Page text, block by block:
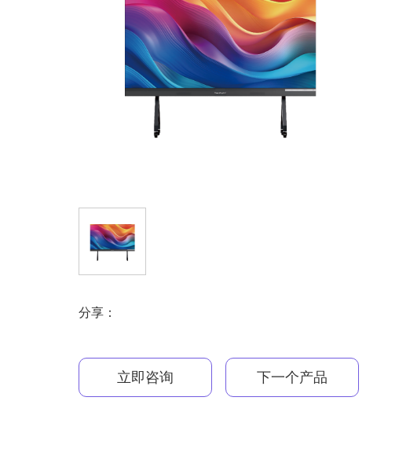
分享：
立即咨询 下一个产品